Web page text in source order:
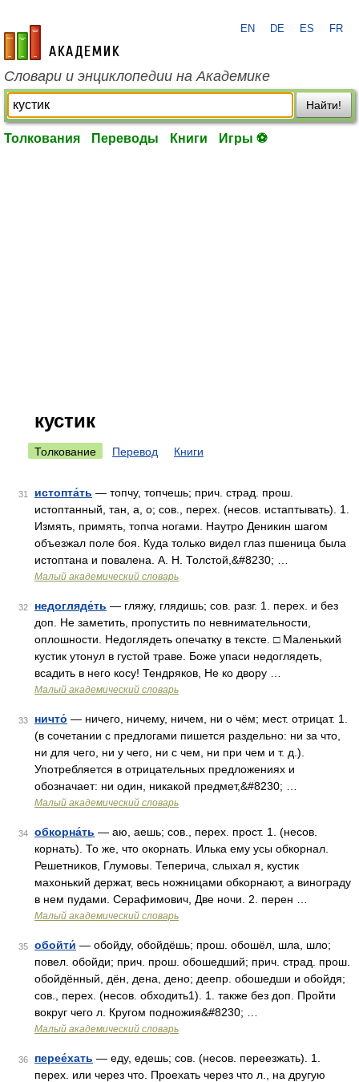
academic.ru
EN DE ES FR
Словари и энциклопедии на Академике
Найти!
Толкования Переводы Книги Игры ⚽
кустик
Толкование Перевод Книги
31 истопта́ть — топчу, топчешь; прич. страд. прош.
истоптанный, тан, а, о; сов., перех. (несов. истаптывать). 1.
Измять, примять, топча ногами. Наутро Деникин шагом
объезжал поле боя. Куда только видел глаз пшеница была
истоптана и повалена. А. Н. Толстой,&#8230; …
Малый академический словарь
32 недогляде́ть — гляжу, глядишь; сов. разг. 1. перех. и без
доп. Не заметить, пропустить по невнимательности,
оплошности. Недоглядеть опечатку в тексте. □ Маленький
кустик утонул в густой траве. Боже упаси недоглядеть,
всадить в него косу! Тендряков, Не ко двору …
Малый академический словарь
33 ничто́ — ничего, ничему, ничем, ни о чём; мест. отрицат. 1.
(в сочетании с предлогами пишется раздельно: ни за что,
ни для чего, ни у чего, ни с чем, ни при чем и т. д.).
Употребляется в отрицательных предложениях и
обозначает: ни один, никакой предмет,&#8230; …
Малый академический словарь
34 обкорна́ть — аю, аешь; сов., перех. прост. 1. (несов.
корнать). То же, что окорнать. Илька ему усы обкорнал.
Решетников, Глумовы. Теперича, слыхал я, кустик
махонький держат, весь ножницами обкорнают, а винограду
в нем пудами. Серафимович, Две ночи. 2. перен …
Малый академический словарь
35 обойти́ — обойду, обойдёшь; прош. обошёл, шла, шло;
повел. обойди; прич. прош. обошедший; прич. страд. прош.
обойдённый, дён, дена, дено; деепр. обошедши и обойдя;
сов., перех. (несов. обходить1). 1. также без доп. Пройти
вокруг чего л. Кругом подножия&#8230; …
Малый академический словарь
36 перее́хать — еду, едешь; сов. (несов. переезжать). 1.
перех. или через что. Проехать через что л., на другую